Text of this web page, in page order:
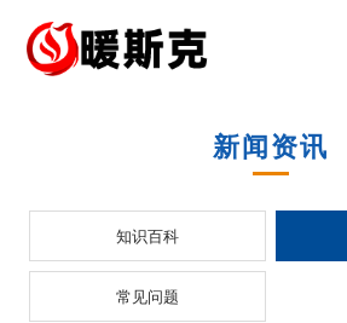
新闻资讯
知识百科
常见问题